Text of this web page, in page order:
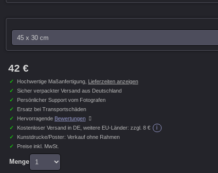
42 €
✓ Hochwertige Maßanfertigung, Lieferzeiten anzeigen
✓
Sicher verpackter Versand aus Deutschland
✓
Persönlicher Support vom Fotografen
✓
Ersatz bei Transportschäden
✓
Hervorragende Bewertungen
✓
Kostenloser Versand in DE, weitere EU-Länder: zzgl. 8 € i
✓
Kunstdrucke/Poster: Verkauf ohne Rahmen
✓
Preise inkl. MwSt.
Menge